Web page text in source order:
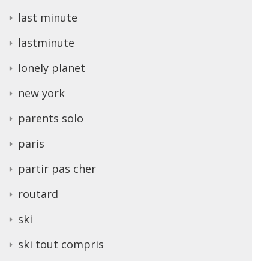
last minute
lastminute
lonely planet
new york
parents solo
paris
partir pas cher
routard
ski
ski tout compris